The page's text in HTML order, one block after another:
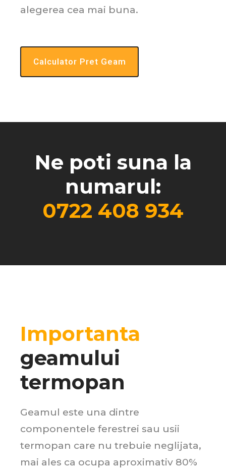
alegerea cea mai buna.
Calculator Pret Geam
Ne poti suna la
numarul:
0722 408 934
Importanta
geamului
termopan
Geamul este una dintre
componentele ferestrei sau usii
termopan care nu trebuie neglijata,
mai ales ca ocupa aproximativ 80%